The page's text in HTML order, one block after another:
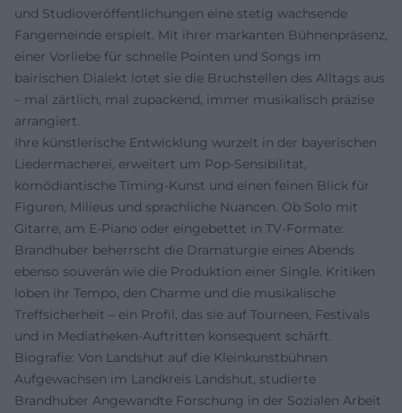
und Studioveröffentlichungen eine stetig wachsende
Fangemeinde erspielt. Mit ihrer markanten Bühnenpräsenz,
einer Vorliebe für schnelle Pointen und Songs im
bairischen Dialekt lotet sie die Bruchstellen des Alltags aus
– mal zärtlich, mal zupackend, immer musikalisch präzise
arrangiert.
Ihre künstlerische Entwicklung wurzelt in der bayerischen
Liedermacherei, erweitert um Pop-Sensibilität,
komödiantische Timing-Kunst und einen feinen Blick für
Figuren, Milieus und sprachliche Nuancen. Ob Solo mit
Gitarre, am E-Piano oder eingebettet in TV-Formate:
Brandhuber beherrscht die Dramaturgie eines Abends
ebenso souverän wie die Produktion einer Single. Kritiken
loben ihr Tempo, den Charme und die musikalische
Treffsicherheit – ein Profil, das sie auf Tourneen, Festivals
und in Mediatheken-Auftritten konsequent schärft.
Biografie: Von Landshut auf die Kleinkunstbühnen
Aufgewachsen im Landkreis Landshut, studierte
Brandhuber Angewandte Forschung in der Sozialen Arbeit